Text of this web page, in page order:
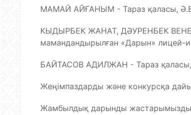
МАМАЙ АЙҒАНЫМ - Тараз қаласы,
КЫДЫРБЕК ЖАНАТ, ДӘУРЕНБЕК
мамандандырылған «Дарын» лицей-
БАЙТАСОВ АДИЛЖАН - Тараз
Жеңімпаздарды және конкурсқа
Жамбылдық дарынды жастарымыздың